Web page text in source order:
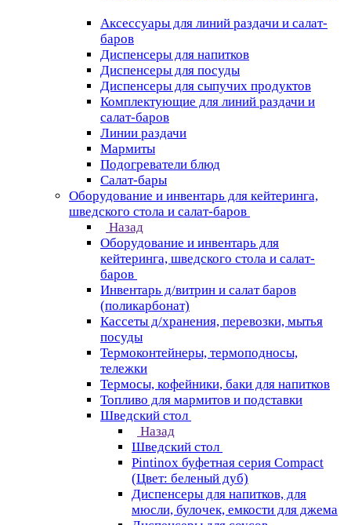
Аксессуары для линий раздачи и салат-
баров
Диспенсеры для напитков
Диспенсеры для посуды
Диспенсеры для сыпучих продуктов
Комплектующие для линий раздачи и
салат-баров
Линии раздачи
Мармиты
Подогреватели блюд
Салат-бары
Оборудование и инвентарь для кейтеринга,
шведского стола и салат-баров
Назад
Оборудование и инвентарь для
кейтеринга, шведского стола и салат-
баров
Инвентарь д/витрин и салат баров
(поликарбонат)
Кассеты д/хранения, перевозки, мытья
посуды
Термоконтейнеры, термоподносы,
тележки
Термосы, кофейники, баки для напитков
Топливо для мармитов и подставки
Шведский стол
Назад
Шведский стол
Pintinox буфетная серия Compact
(Цвет: беленый дуб)
Диспенсеры для напитков, для
мюсли, булочек, емкости для джема